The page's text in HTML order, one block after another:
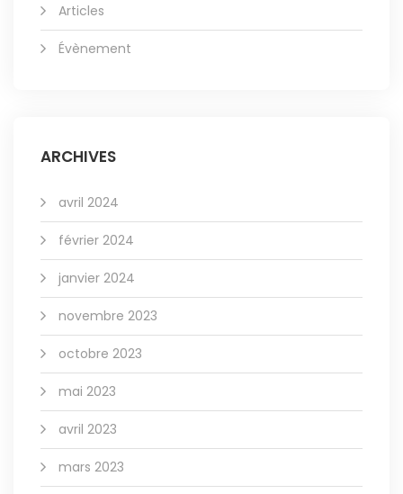
Articles
Évènement
ARCHIVES
avril 2024
février 2024
janvier 2024
novembre 2023
octobre 2023
mai 2023
avril 2023
mars 2023